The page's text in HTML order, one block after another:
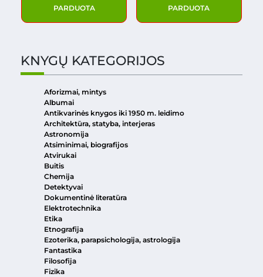
PARDUOTA PARDUOTA
KNYGŲ KATEGORIJOS
Aforizmai, mintys
Albumai
Antikvarinės knygos iki 1950 m. leidimo
Architektūra, statyba, interjeras
Astronomija
Atsiminimai, biografijos
Atvirukai
Buitis
Chemija
Detektyvai
Dokumentinė literatūra
Elektrotechnika
Etika
Etnografija
Ezoterika, parapsichologija, astrologija
Fantastika
Filosofija
Fizika